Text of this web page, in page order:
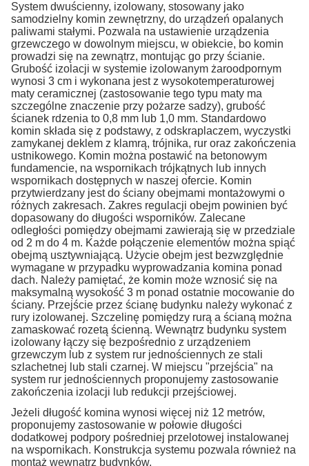
System dwuścienny, izolowany, stosowany jako
samodzielny komin zewnętrzny, do urządzeń opalanych
paliwami stałymi. Pozwala na ustawienie urządzenia
grzewczego w dowolnym miejscu, w obiekcie, bo komin
prowadzi się na zewnątrz, montując go przy ścianie.
Grubość izolacji w systemie izolowanym żaroodpornym
wynosi 3 cm i wykonana jest z wysokotemperaturowej
maty ceramicznej (zastosowanie tego typu maty ma
szczególne znaczenie przy pożarze sadzy), grubość
ścianek rdzenia to 0,8 mm lub 1,0 mm. Standardowo
komin składa się z podstawy, z odskraplaczem, wyczystki
zamykanej deklem z klamrą, trójnika, rur oraz zakończenia
ustnikowego. Komin można postawić na betonowym
fundamencie, na wspornikach trójkątnych lub innych
wspornikach dostępnych w naszej ofercie. Komin
przytwierdzany jest do ściany obejmami montażowymi o
różnych zakresach. Zakres regulacji obejm powinien być
dopasowany do długości wsporników. Zalecane
odległości pomiędzy obejmami zawierają się w przedziale
od 2 m do 4 m. Każde połączenie elementów można spiąć
obejmą usztywniającą. Użycie obejm jest bezwzględnie
wymagane w przypadku wyprowadzania komina ponad
dach. Należy pamiętać, że komin może wznosić się na
maksymalną wysokość 3 m ponad ostatnie mocowanie do
ściany. Przejście przez ścianę budynku należy wykonać z
rury izolowanej. Szczelinę pomiędzy rurą a ścianą można
zamaskować rozetą ścienną. Wewnątrz budynku system
izolowany łączy się bezpośrednio z urządzeniem
grzewczym lub z system rur jednościennych ze stali
szlachetnej lub stali czarnej. W miejscu "przejścia" na
system rur jednościennych proponujemy zastosowanie
zakończenia izolacji lub redukcji przejściowej.
Jeżeli długość komina wynosi więcej niż 12 metrów,
proponujemy zastosowanie w połowie długości
dodatkowej podpory pośredniej przelotowej instalowanej
na wspornikach. Konstrukcja systemu pozwala również na
montaż wewnątrz budynków.